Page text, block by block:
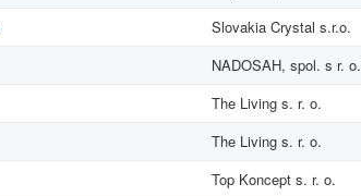
Slovakia Crystal s.r.o.
NADOSAH, spol. s r. o.
The Living s. r. o.
The Living s. r. o.
Top Koncept s. r. o.